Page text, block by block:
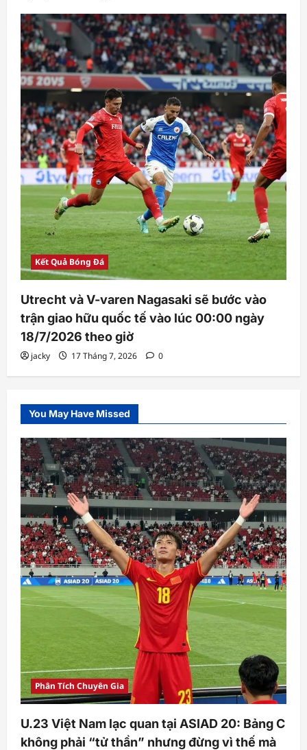
Kết Quả Bóng Đá
Utrecht và V-varen Nagasaki sẽ bước vào
trận giao hữu quốc tế vào lúc 00:00 ngày
18/7/2026 theo giờ
jacky 17 Tháng 7, 2026 0
You May Have Missed
Phân Tích Chuyên Gia
U.23 Việt Nam lạc quan tại ASIAD 20: Bảng C
không phải “tử thần” nhưng đừng vì thế mà